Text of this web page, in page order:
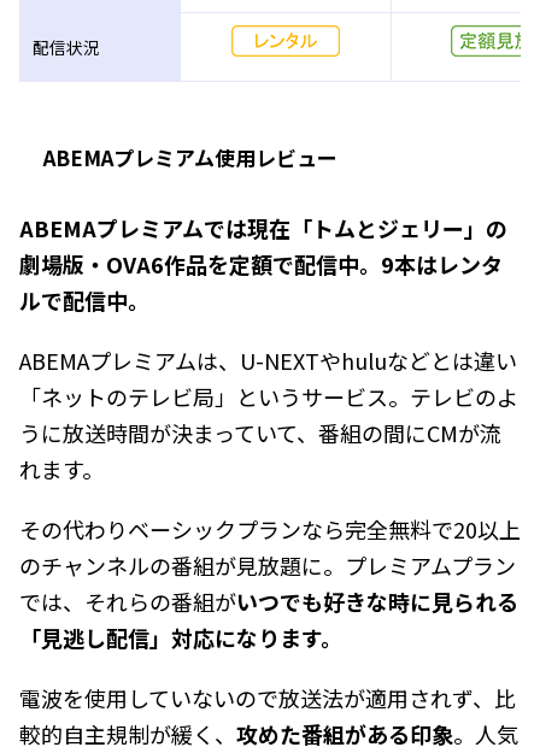
配信状況
ABEMAプレミアム使用レビュー
ABEMAプレミアムでは現在「トムとジェリー」の
劇場版・OVA6作品を定額で配信中。9本はレンタ
ルで配信中。
ABEMAプレミアムは、U-NEXTやhuluなどとは違い
「ネットのテレビ局」というサービス。テレビのよ
うに放送時間が決まっていて、番組の間にCMが流
れます。
その代わりベーシックプランなら完全無料で20以上
のチャンネルの番組が見放題に。プレミアムプラン
では、それらの番組がいつでも好きな時に見られる
「見逃し配信」対応になります。
電波を使用していないので放送法が適用されず、比
較的自主規制が緩く、 攻めた番組がある印象。人気